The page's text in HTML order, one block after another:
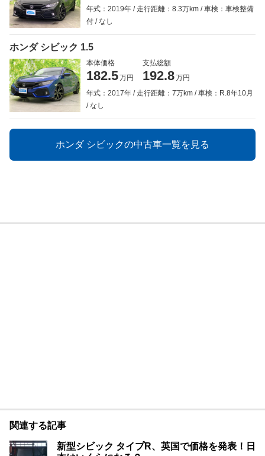
年式：2019年
走行距離：8.3万km
車検：車検整備
付
なし
ホンダ シビック 1.5
本体価格
182.5万円
支払総額
192.8万円
年式：2017年
走行距離：7万km
車検：R.8年10月
なし
ホンダ シビックの中古車一覧を見る
関連する記事
新型シビック タイプR、英国で価格を発表！日